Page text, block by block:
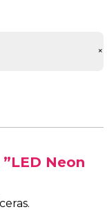
+
Neon